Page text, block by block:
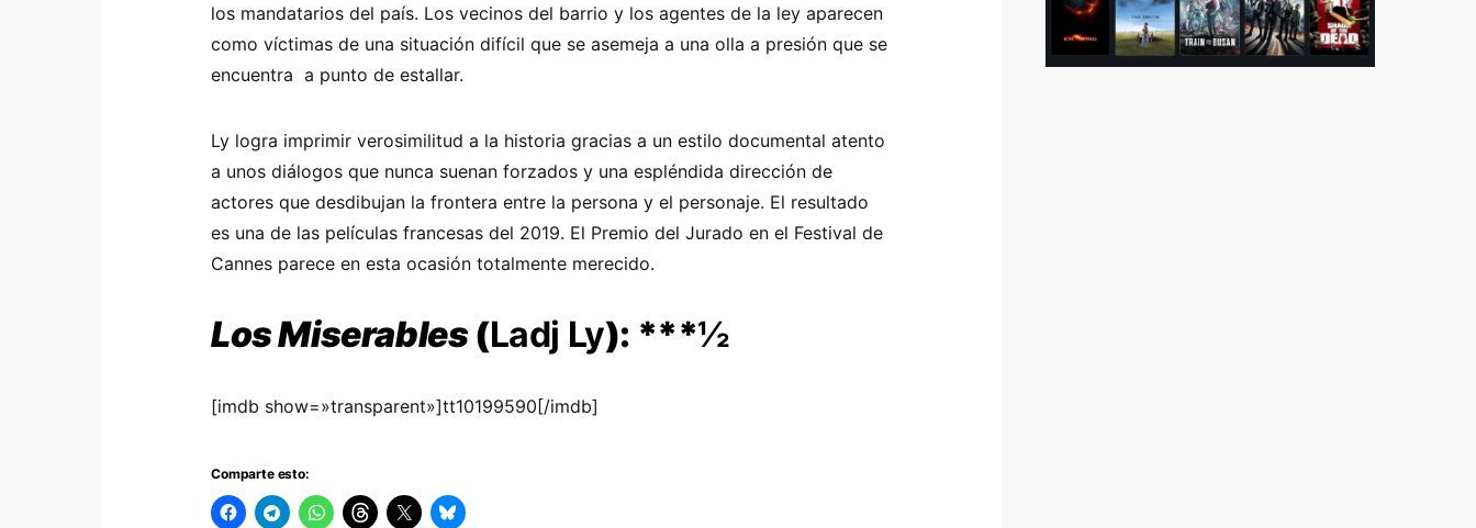
los mandatarios del país. Los vecinos del barrio y los agentes de la ley aparecen
como víctimas de una situación difícil que se asemeja a una olla a presión que se
encuentra a punto de estallar.
Ly logra imprimir verosimilitud a la historia gracias a un estilo documental atento
a unos diálogos que nunca suenan forzados y una espléndida dirección de
actores que desdibujan la frontera entre la persona y el personaje. El resultado
es una de las películas francesas del 2019. El Premio del Jurado en el Festival de
Cannes parece en esta ocasión totalmente merecido.
Los Miserables (Ladj Ly): ***½
[imdb show=»transparent»]tt10199590[/imdb]
Comparte esto: